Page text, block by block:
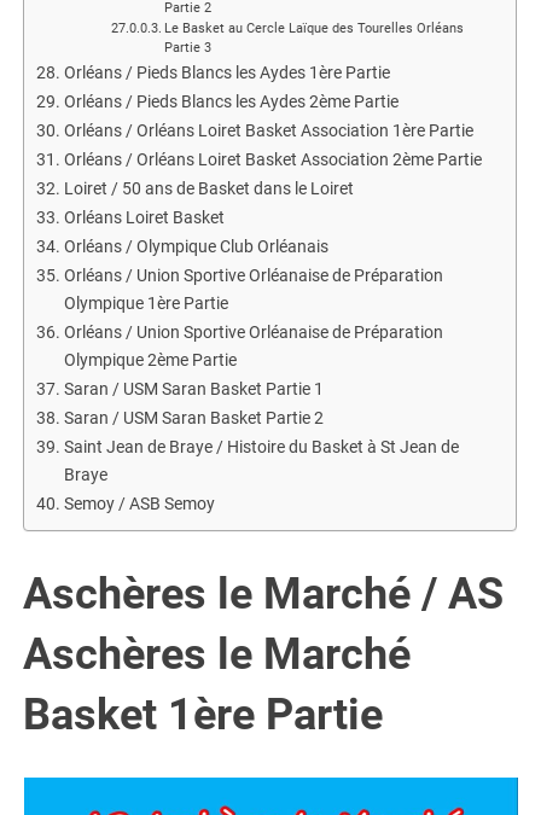
Partie 2
Le Basket au Cercle Laïque des Tourelles Orléans
Partie 3
Orléans / Pieds Blancs les Aydes 1ère Partie
Orléans / Pieds Blancs les Aydes 2ème Partie
Orléans / Orléans Loiret Basket Association 1ère Partie
Orléans / Orléans Loiret Basket Association 2ème Partie
Loiret / 50 ans de Basket dans le Loiret
Orléans Loiret Basket
Orléans / Olympique Club Orléanais
Orléans / Union Sportive Orléanaise de Préparation
Olympique 1ère Partie
Orléans / Union Sportive Orléanaise de Préparation
Olympique 2ème Partie
Saran / USM Saran Basket Partie 1
Saran / USM Saran Basket Partie 2
Saint Jean de Braye / Histoire du Basket à St Jean de
Braye
Semoy / ASB Semoy
Aschères le Marché / AS
Aschères le Marché
Basket 1ère Partie